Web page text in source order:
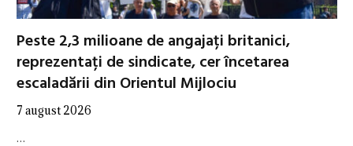
Peste 2,3 milioane de angajați britanici,
reprezentați de sindicate, cer încetarea
escaladării din Orientul Mijlociu
7 august 2026
…